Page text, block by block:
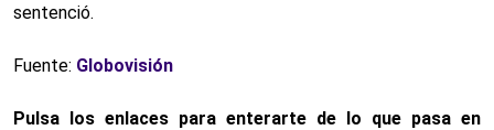
sentenció.
Fuente: Globovisión
Pulsa los enlaces para enterarte de lo que pasa en